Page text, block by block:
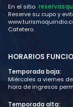
En el sitio
Reserve su cupo y
Cafetero.
HORARIOS
Temporada baja:
Miércoles a viernes
hora de ingresos
Temporada alta: